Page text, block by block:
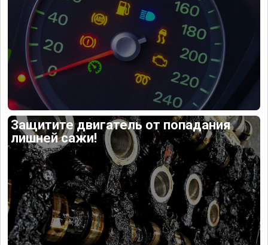
Защитите двигатель от попадания
лишней сажи!